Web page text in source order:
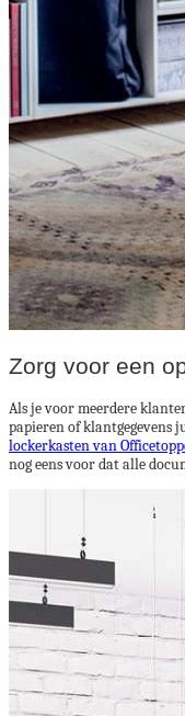
Zorg voor een
Als je voor meerdere
papieren of klantgegevens
lockerkasten van
nog eens voor dat alle